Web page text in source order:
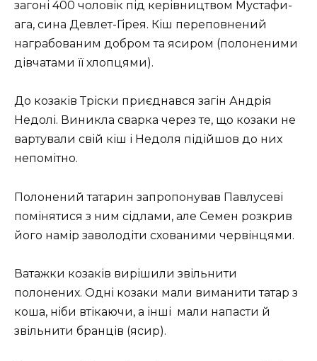
загоні 400 чоловік під керівництвом Мустафи-
ага, сина Девлет-Гірея. Кіш переповнений
награбованим добром та ясиром (полоненими
дівчатами її хлопцями).
До козаків Тріски приєднався загін Андрія
Недолі. Виникла сварка через те, що козаки не
вартували свій кіш і Недоля підійшов до них
непомітно.
Полонений татарин запропонував Павлусеві
помінятися з ним сідлами, але Семен розкрив
його намір заволодіти схованими червінцями.
Ватажки козаків вирішили звільнити
полонених. Одні козаки мали виманити татар з
коша, ніби втікаючи, а інші мали напасти й
звільнити бранців (ясир).